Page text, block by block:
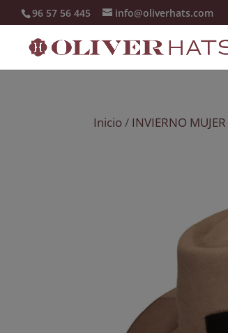
96 57 56 445 info@oliverhats.com
Inicio/ INVIERNO MUJER